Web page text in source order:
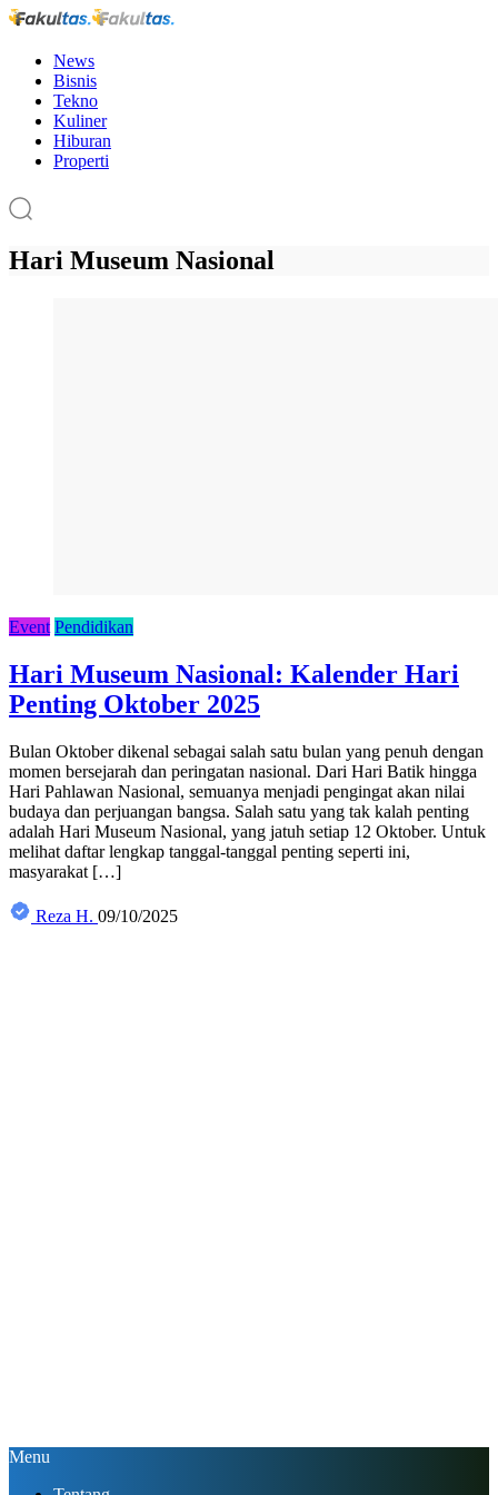
News
Bisnis
Tekno
Kuliner
Hiburan
Properti
Hari Museum Nasional
Event Pendidikan
Hari Museum Nasional: Kalender Hari
Penting Oktober 2025
Bulan Oktober dikenal sebagai salah satu bulan yang penuh dengan
momen bersejarah dan peringatan nasional. Dari Hari Batik hingga
Hari Pahlawan Nasional, semuanya menjadi pengingat akan nilai
budaya dan perjuangan bangsa. Salah satu yang tak kalah penting
adalah Hari Museum Nasional, yang jatuh setiap 12 Oktober. Untuk
melihat daftar lengkap tanggal-tanggal penting seperti ini,
masyarakat […]
Reza H. 09/10/2025
Menu